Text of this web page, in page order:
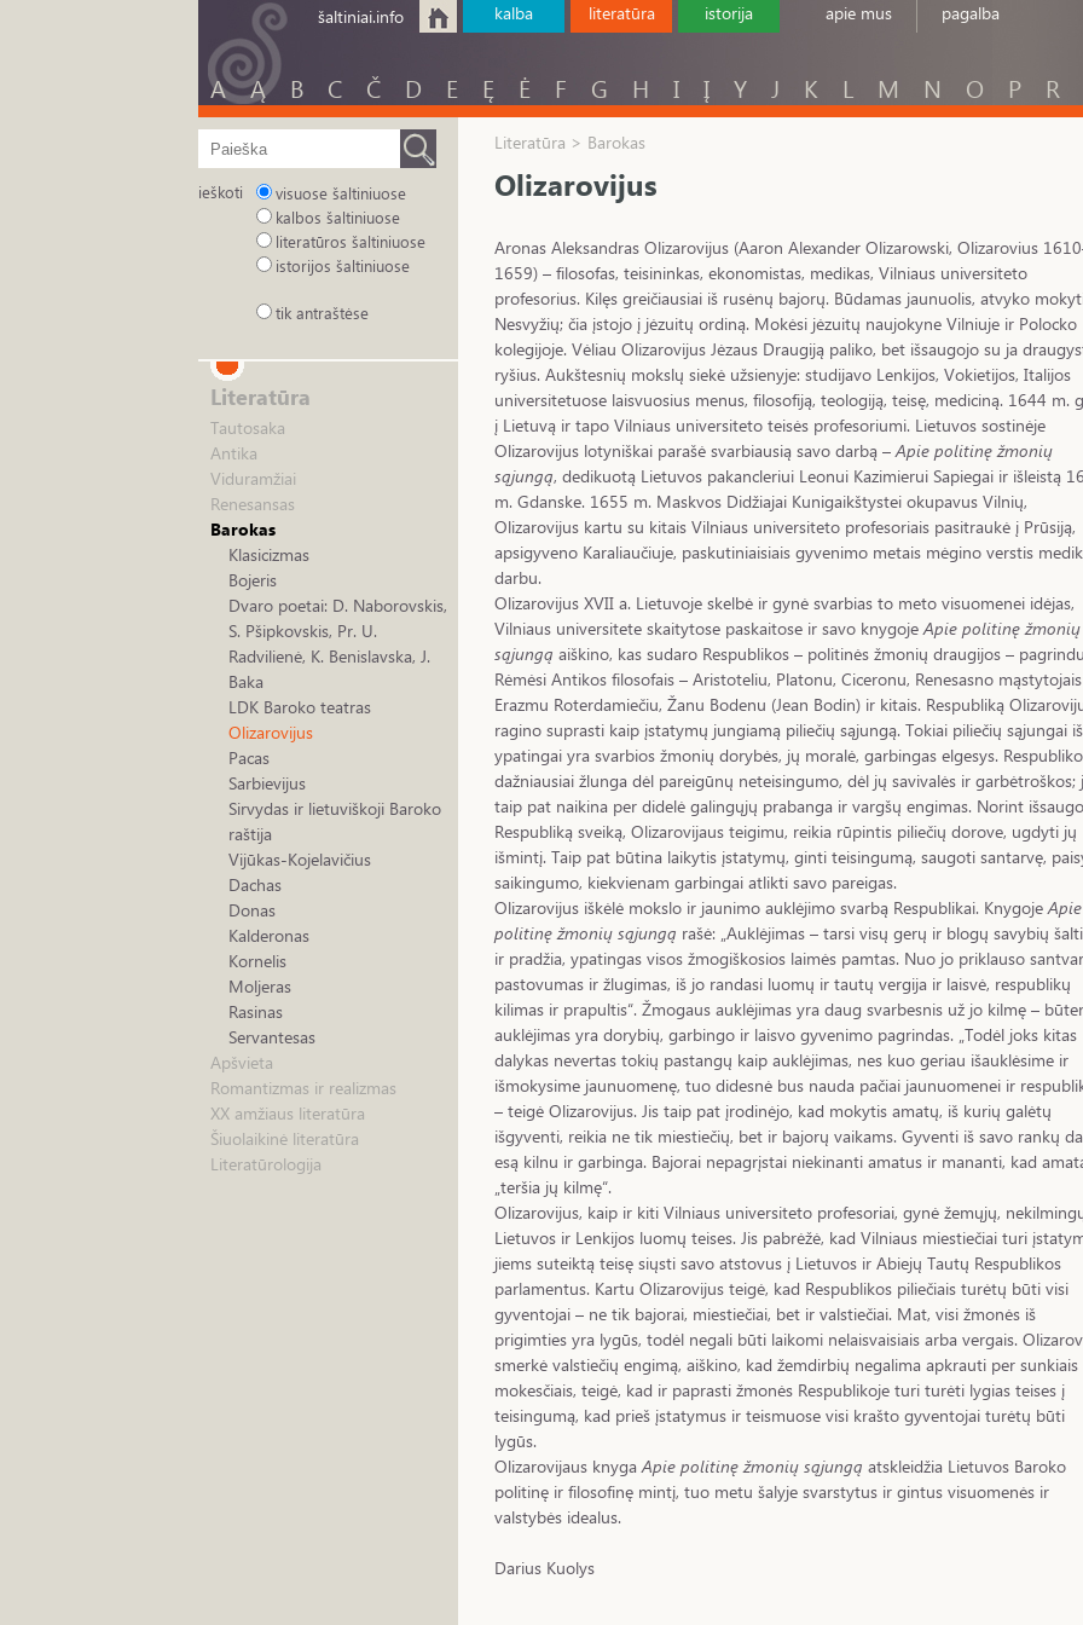
šaltiniai.info kalba literatūra istorija apie mus pagalba
A Ą B C Č D E Ę Ė F G H I Į Y J K L M N O P R
ieškoti
visuose šaltiniuose
kalbos šaltiniuose
literatūros šaltiniuose
istorijos šaltiniuose
tik antraštėse
Literatūra
Tautosaka
Antika
Viduramžiai
Renesansas
Barokas
Klasicizmas
Bojeris
Dvaro poetai: D. Naborovskis,
S. Pšipkovskis, Pr. U.
Radvilienė, K. Benislavska, J.
Baka
LDK Baroko teatras
Olizarovijus
Pacas
Sarbievijus
Sirvydas ir lietuviškoji Baroko
raštija
Vijūkas-Kojelavičius
Dachas
Donas
Kalderonas
Kornelis
Moljeras
Rasinas
Servantesas
Apšvieta
Romantizmas ir realizmas
XX amžiaus literatūra
Šiuolaikinė literatūra
Literatūrologija
Literatūra > Barokas
Olizarovijus
Aronas Aleksandras Olizarovijus (Aaron Alexander Olizarowski, Olizarovius
1659) – filosofas, teisininkas, ekonomistas, medikas, Vilniaus universiteto
profesorius. Kilęs greičiausiai iš rusėnų bajorų. Būdamas jaunuolis, atvyko
Nesvyžių; čia įstojo į jėzuitų ordiną. Mokėsi jėzuitų naujokyne Vilniuje ir Polocko
kolegijoje. Vėliau Olizarovijus Jėzaus Draugiją paliko, bet išsaugojo su ja
ryšius. Aukštesnių mokslų siekė užsienyje: studijavo Lenkijos, Vokietijos, Italijos
universitetuose laisvuosius menus, filosofiją, teologiją, teisę, mediciną. 1644 m.
į Lietuvą ir tapo Vilniaus universiteto teisės profesoriumi. Lietuvos sostinėje
Olizarovijus lotyniškai parašė svarbiausią savo darbą –Apie politinę žmonių
sąjungą, dedikuotą Lietuvos pakancleriui Leonui Kazimierui Sapiegai ir išleistą
m. Gdanske. 1655 m. Maskvos Didžiajai Kunigaikštystei okupavus Vilnių,
Olizarovijus kartu su kitais Vilniaus universiteto profesoriais pasitraukė į Prūsiją,
apsigyveno Karaliaučiuje, paskutiniaisiais gyvenimo metais mėgino verstis
darbu.
Olizarovijus XVII a. Lietuvoje skelbė ir gynė svarbias to meto visuomenei idėjas,
Vilniaus universitete skaitytose paskaitose ir savo knygojeApie politinę žmonių
sąjungą aiškino, kas sudaro Respublikos – politinės žmonių draugijos –
Rėmėsi Antikos filosofais – Aristoteliu, Platonu, Ciceronu, Renesasno
Erazmu Roterdamiečiu, Žanu Bodenu (Jean Bodin) ir kitais. Respubliką
ragino suprasti kaip įstatymų jungiamą piliečių sąjungą. Tokiai piliečių sąjungai
ypatingai yra svarbios žmonių dorybės, jų moralė, garbingas elgesys.
dažniausiai žlunga dėl pareigūnų neteisingumo, dėl jų savivalės ir garbėtroškos;
taip pat naikina per didelė galingųjų prabanga ir vargšų engimas. Norint
Respubliką sveiką, Olizarovijaus teigimu, reikia rūpintis piliečių dorove, ugdyti jų
išmintį. Taip pat būtina laikytis įstatymų, ginti teisingumą, saugoti santarvę,
saikingumo, kiekvienam garbingai atlikti savo pareigas.
Olizarovijus iškėlė mokslo ir jaunimo auklėjimo svarbą Respublikai. KnygojeApie
politinę žmonių sąjungą rašė: „Auklėjimas – tarsi visų gerų ir blogų savybių
ir pradžia, ypatingas visos žmogiškosios laimės pamtas. Nuo jo priklauso
pastovumas ir žlugimas, iš jo randasi luomų ir tautų vergija ir laisvė, respublikų
kilimas ir prapultis“. Žmogaus auklėjimas yra daug svarbesnis už jo kilmę –
auklėjimas yra dorybių, garbingo ir laisvo gyvenimo pagrindas. „Todėl joks kitas
dalykas nevertas tokių pastangų kaip auklėjimas, nes kuo geriau išauklėsime ir
išmokysime jaunuomenę, tuo didesnė bus nauda pačiai jaunuomenei ir
– teigė Olizarovijus. Jis taip pat įrodinėjo, kad mokytis amatų, iš kurių galėtų
išgyventi, reikia ne tik miestiečių, bet ir bajorų vaikams. Gyventi iš savo rankų
esą kilnu ir garbinga. Bajorai nepagrįstai niekinanti amatus ir mananti, kad
„teršia jų kilmę“.
Olizarovijus, kaip ir kiti Vilniaus universiteto profesoriai, gynė žemųjų,
Lietuvos ir Lenkijos luomų teises. Jis pabrėžė, kad Vilniaus miestiečiai turi
jiems suteiktą teisę siųsti savo atstovus į Lietuvos ir Abiejų Tautų Respublikos
parlamentus. Kartu Olizarovijus teigė, kad Respublikos piliečiais turėtų būti visi
gyventojai – ne tik bajorai, miestiečiai, bet ir valstiečiai. Mat, visi žmonės iš
prigimties yra lygūs, todėl negali būti laikomi nelaisvaisiais arba vergais.
smerkė valstiečių engimą, aiškino, kad žemdirbių negalima apkrauti per sunkiais
mokesčiais, teigė, kad ir paprasti žmonės Respublikoje turi turėti lygias teises į
teisingumą, kad prieš įstatymus ir teismuose visi krašto gyventojai turėtų būti
lygūs.
Olizarovijaus knygaApie politinę žmonių sąjungą atskleidžia Lietuvos Baroko
politinę ir filosofinę mintį, tuo metu šalyje svarstytus ir gintus visuomenės ir
valstybės idealus.
Darius Kuolys